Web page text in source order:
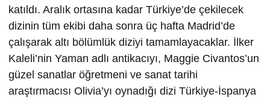
katıldı. Aralık ortasına kadar Türkiye’de çekilecek
dizinin tüm ekibi daha sonra üç hafta Madrid’de
çalışarak altı bölümlük diziyi tamamlayacaklar. İlker
Kaleli’nin Yaman adlı antikacıyı, Maggie Civantos’un
güzel sanatlar öğretmeni ve sanat tarihi
araştırmacısı Olivia’yı oynadığı dizi Türkiye-İspanya